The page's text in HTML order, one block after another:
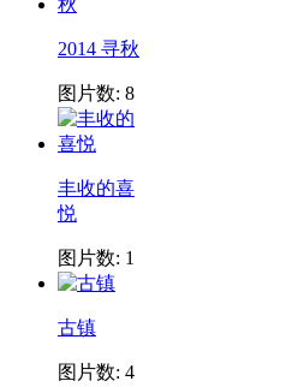
2014 寻秋
图片数: 8
丰收的喜
悦
图片数: 1
古镇
图片数: 4